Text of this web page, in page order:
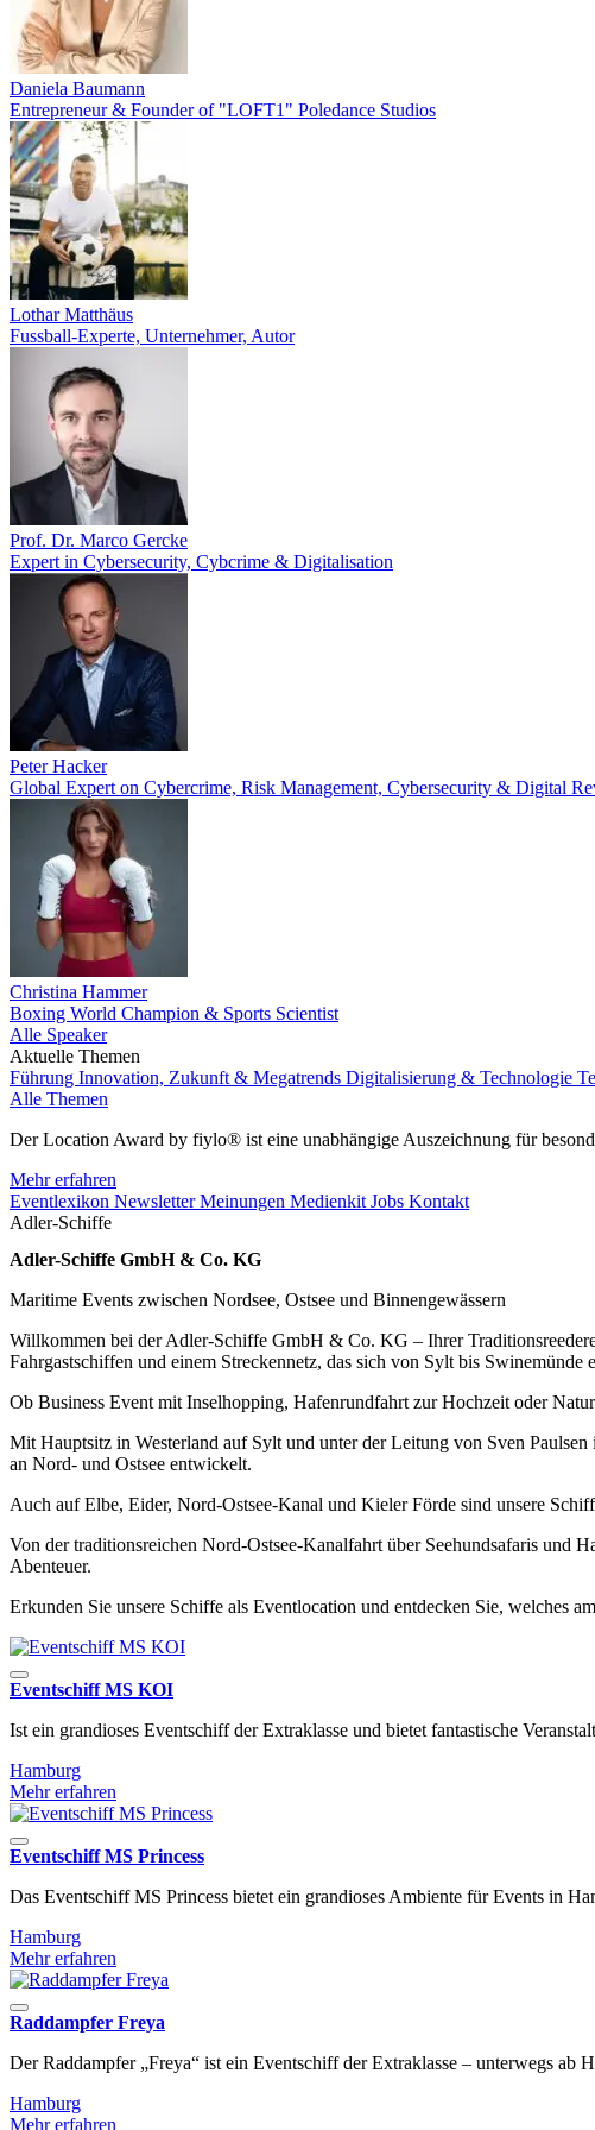
Daniela Baumann
Entrepreneur & Founder of "LOFT1" Poledance Studios
Lothar Matthäus
Fussball-Experte, Unternehmer, Autor
Prof. Dr. Marco Gercke
Expert in Cybersecurity, Cybcrime & Digitalisation
Peter Hacker
Global Expert on Cybercrime, Risk Management, Cybersecurity & Digital
Christina Hammer
Boxing World Champion & Sports Scientist
Alle Speaker
Aktuelle Themen
Führung Innovation, Zukunft & Megatrends Digitalisierung & Technologie
Alle Themen
Der Location Award by fiylo® ist eine unabhängige Auszeichnung für
Mehr erfahren
Eventlexikon NewsletterMeinungen Medienkit Jobs Kontakt
Adler-Schiffe
Adler-Schiffe GmbH & Co. KG
Maritime Events zwischen Nordsee, Ostsee und Binnengewässern
Willkommen bei der Adler-Schiffe GmbH & Co. KG – Ihrer
Fahrgastschiffen und einem Streckennetz, das sich von Sylt bis Swinemünde
Ob Business Event mit Inselhopping, Hafenrundfahrt zur Hochzeit oder
Mit Hauptsitz in Westerland auf Sylt und unter der Leitung von Sven
an Nord- und Ostsee entwickelt.
Auch auf Elbe, Eider, Nord-Ostsee-Kanal und Kieler Förde sind unsere
Von der traditionsreichen Nord-Ostsee-Kanalfahrt über Seehundsafaris und
Abenteuer.
Erkunden Sie unsere Schiffe als Eventlocation und entdecken Sie, welches
Eventschiff MS KOI
Ist ein grandioses Eventschiff der Extraklasse und bietet fantastische
Hamburg
Mehr erfahren
Eventschiff MS Princess
Das Eventschiff MS Princess bietet ein grandioses Ambiente für Events in
Hamburg
Mehr erfahren
Raddampfer Freya
Der Raddampfer „Freya“ ist ein Eventschiff der Extraklasse – unterwegs ab
Hamburg
Mehr erfahren